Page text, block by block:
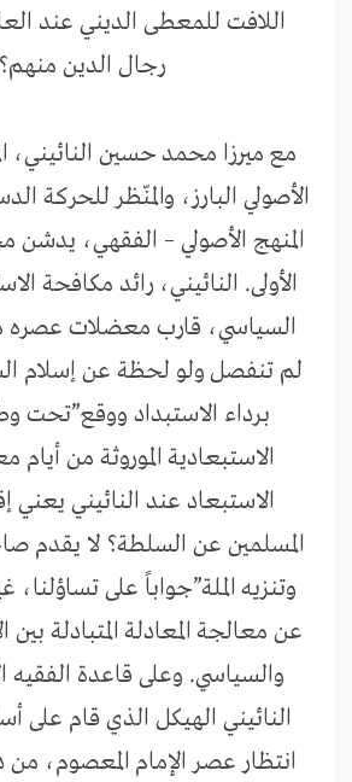
اللافت للمعطى الديني عند
رجال الدين منهم؟
مع ميرزا محمد حسين النائيني،
الأصولي البارز، والمنّظر للحركة
المنهج الأصولي – الفقهي،
الأولى. النائيني، رائد مكافحة
السياسي، قارب معضلات عصره
لم تنفصل ولو لحظة عن إسلام
برداء الاستبداد ووقع”تحت
الاستبعادية الموروثة من أيام
الاستبعاد عند النائيني
المسلمين عن السلطة؟ لا يقدم
وتنزيه الملة”جواباً على تساؤلنا،
عن معالجة المعادلة المتبادلة بين
والسياسي. وعلى قاعدة الفقيه
النائيني الهيكل الذي قام على
انتظار عصر الإمام المعصوم،